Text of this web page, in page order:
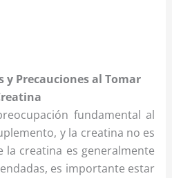
y Precauciones al Tomar
fundamental al
y la creatina no es
la creatina es generalmente
es importante estar